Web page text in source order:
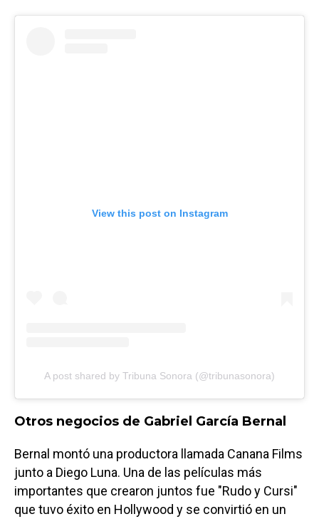
View this post on Instagram
A post shared by Tribuna Sonora (@tribunasonora)
Otros negocios de Gabriel García Bernal
Bernal montó una productora llamada Canana Films
junto a Diego Luna. Una de las películas más
importantes que crearon juntos fue "Rudo y Cursi"
que tuvo éxito en Hollywood y se convirtió en un